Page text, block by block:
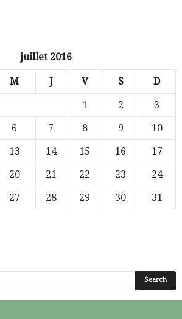
juillet 2016
M J V S D
1 2
3
6 7 8 9
10
13 14 15 16
17
20 21 22 23
24
27 28 29 30
31